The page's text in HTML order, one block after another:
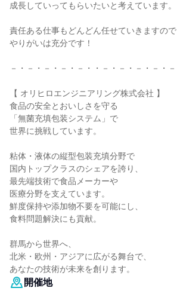
成長していってもらいたいと考えています。
責任ある仕事もどんどん任せていきますので
やりがいは充分です！
－・－・－・－・－・・－・－・－・－・－
【 オリヒロエンジニアリング株式会社 】
食品の安全とおいしさを守る
「無菌充填包装システム」で
世界に挑戦しています。
粘体・液体の縦型包装充填分野で
国内トップクラスのシェアを誇り、
最先端技術で食品メーカーや
医療分野を支えています。
鮮度保持や添加物不要を可能にし、
食料問題解決にも貢献。
群馬から世界へ、
北米・欧州・アジアに広がる舞台で、
あなたの技術が未来を創ります。
開催地